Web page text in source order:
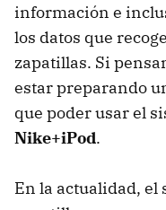
información e
los datos que
zapatillas. Si
estar preparando
que poder usar el
Nike+iPod.
En la actualidad, el